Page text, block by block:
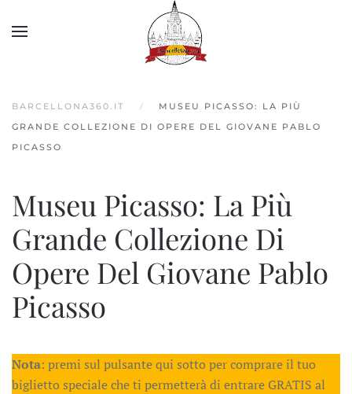
BARCELLONA360.IT
MUSEU PICASSO: LA PIÙ
GRANDE COLLEZIONE DI OPERE DEL GIOVANE PABLO
PICASSO
Museu Picasso: La Più
Grande Collezione Di
Opere Del Giovane Pablo
Picasso
Nota: premi sul pulsante qui sotto per comprare il tuo
biglietto speciale che ti permetterà di entrare GRATIS al